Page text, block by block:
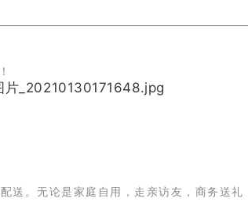
送。无论是家庭自用，走亲访友，商务送礼